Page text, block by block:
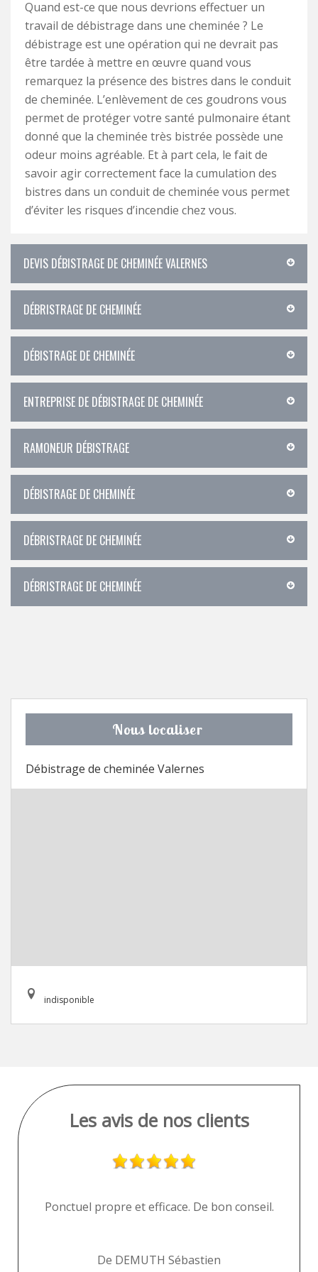
Quand est-ce que nous devrions effectuer un
travail de débistrage dans une cheminée ? Le
débistrage est une opération qui ne devrait pas
être tardée à mettre en œuvre quand vous
remarquez la présence des bistres dans le conduit
de cheminée. L’enlèvement de ces goudrons vous
permet de protéger votre santé pulmonaire étant
donné que la cheminée très bistrée possède une
odeur moins agréable. Et à part cela, le fait de
savoir agir correctement face la cumulation des
bistres dans un conduit de cheminée vous permet
d’éviter les risques d’incendie chez vous.
DEVIS DÉBISTRAGE DE CHEMINÉE VALERNES
DÉBRISTRAGE DE CHEMINÉE
DÉBISTRAGE DE CHEMINÉE
ENTREPRISE DE DÉBISTRAGE DE CHEMINÉE
RAMONEUR DÉBISTRAGE
DÉBISTRAGE DE CHEMINÉE
DÉBRISTRAGE DE CHEMINÉE
DÉBRISTRAGE DE CHEMINÉE
Nous localiser
Débistrage de cheminée Valernes
indisponible
Les avis de nos clients
Ponctuel propre et efficace. De bon conseil.
De DEMUTH Sébastien